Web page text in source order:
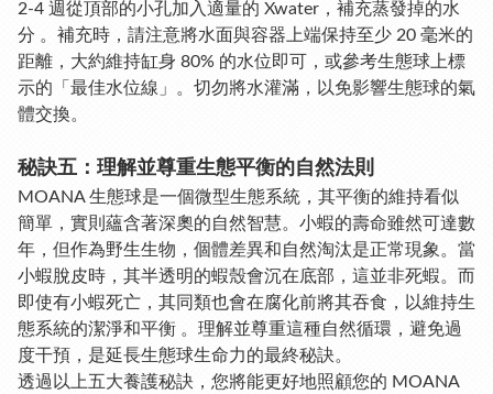
2-4 週從頂部的小孔加入適量的 Xwater ，補充蒸發掉的水
分 。補充時，請注意將水面與容器上端保持至少 20 毫米的
距離，大約維持缸身 80% 的水位即可，或參考生態球上標
示的「最佳水位線」。切勿將水灌滿，以免影響生態球的氣
體交換。
秘訣五：理解並尊重生態平衡的自然法則
MOANA 生態球是一個微型生態系統，其平衡的維持看似
簡單，實則蘊含著深奧的自然智慧。小蝦的壽命雖然可達數
年，但作為野生生物，個體差異和自然淘汰是正常現象。當
小蝦脫皮時，其半透明的蝦殼會沉在底部，這並非死蝦。而
即使有小蝦死亡，其同類也會在腐化前將其吞食，以維持生
態系統的潔淨和平衡 。理解並尊重這種自然循環，避免過
度干預，是延長生態球生命力的最終秘訣。
透過以上五大養護秘訣，您將能更好地照顧您的 MOANA